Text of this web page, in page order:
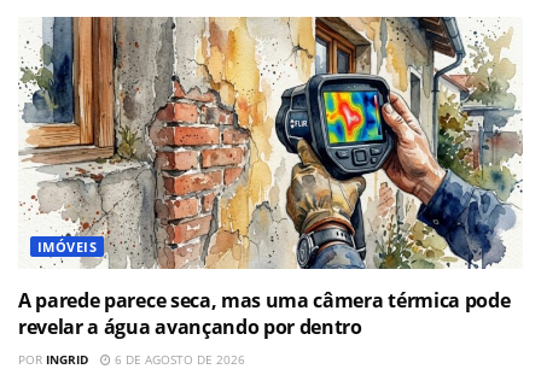
IMÓVEIS
A parede parece seca, mas uma câmera térmica pode
revelar a água avançando por dentro
POR INGRID 6 DE AGOSTO DE 2026